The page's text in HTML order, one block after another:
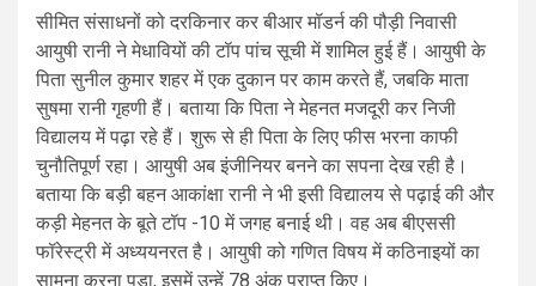
सीमित संसाधनों को दरकिनार कर बीआर मॉडर्न की पौड़ी निवासी
आयुषी रानी ने मेधावियों की टॉप पांच सूची में शामिल हुई हैं। आयुषी के
पिता सुनील कुमार शहर में एक दुकान पर काम करते हैं, जबकि माता
सुषमा रानी गृहणी हैं। बताया कि पिता ने मेहनत मजदूरी कर निजी
विद्यालय में पढ़ा रहे हैं। शुरू से ही पिता के लिए फीस भरना काफी
चुनौतिपूर्ण रहा। आयुषी अब इंजीनियर बनने का सपना देख रही है।
बताया कि बड़ी बहन आकांक्षा रानी ने भी इसी विद्यालय से पढ़ाई की और
कड़ी मेहनत के बूते टॉप -10 में जगह बनाई थी। वह अब बीएससी
फॉरेस्ट्री में अध्ययनरत है। आयुषी को गणित विषय में कठिनाइयों का
सामना करना पड़ा, इसमें उन्हें 78 अंक प्राप्त किए।